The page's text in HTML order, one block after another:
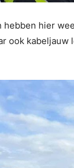
hier
ook kabeljauw